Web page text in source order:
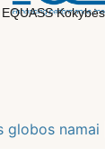
EQUASS
globos namai |